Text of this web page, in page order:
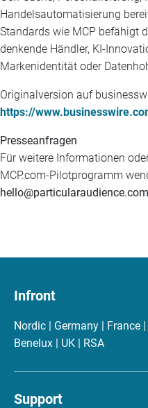
Handelsautomatisierung
Standards wie MCP befähigt
denkende Händler, KI-
Markenidentität oder
Originalversion auf
https://
Presseanfragen
Für weitere Informationen
MCP.com-Pilotprogramm
hello@particularaudience.com
Infront
Nordic | Germany | France
Benelux | UK | RSA
Support